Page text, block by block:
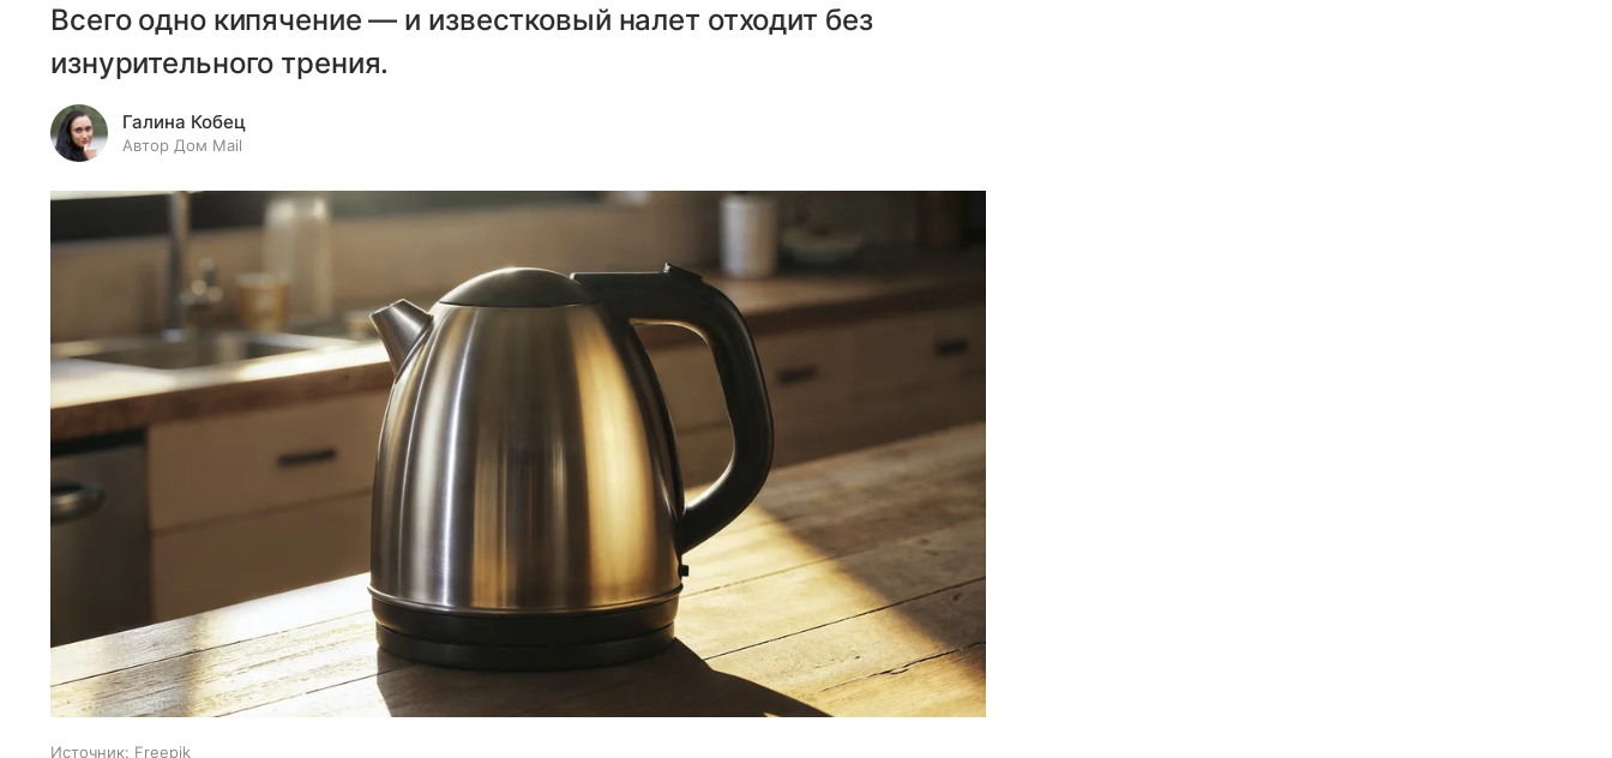
Всего одно кипячение — и известковый налет отходит без
изнурительного трения.
Галина Кобец
Автор Дом Mail
Источник: Freepik